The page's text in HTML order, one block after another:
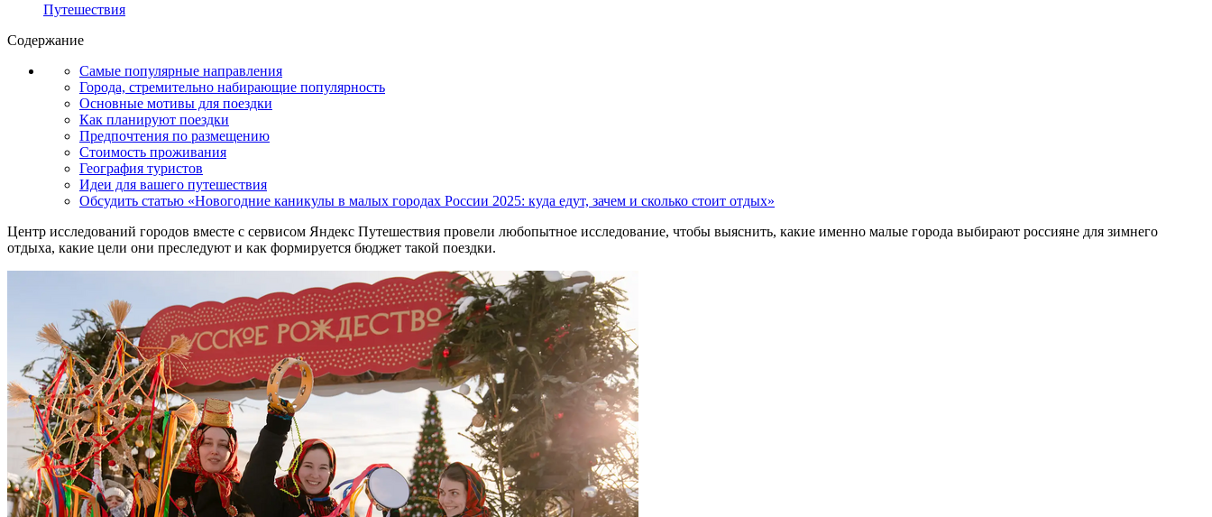
Путешествия
Содержание
Самые популярные направления
Города, стремительно набирающие популярность
Основные мотивы для поездки
Как планируют поездки
Предпочтения по размещению
Стоимость проживания
География туристов
Идеи для вашего путешествия
Обсудить статью «Новогодние каникулы в малых городах России 2025: куда едут, зачем и сколько стоит отдых»
Центр исследований городов вместе с сервисом Яндекс Путешествия провели любопытное исследование, чтобы выяснить, какие именно малые города выбирают россияне для зимнего
отдыха, какие цели они преследуют и как формируется бюджет такой поездки.